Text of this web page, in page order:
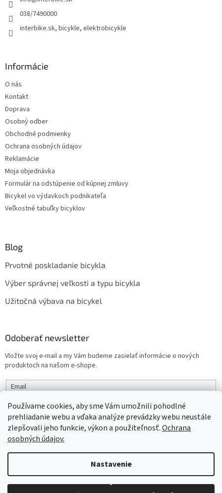
Používame cookies, aby sme Vám umožnili pohodlné
prehliadanie webu a vďaka analýze prevádzky webu neustále
zlepšovali jeho funkcie, výkon a použiteľnosť.Ochrana
osobných údajov.
Nastavenie
Objednaný tovar si môžete prevziať osobne v predajni SELEKTRA,
038/7490000
interbike.sk, bicykle, elektrobicykle
Informácie
O nás
Kontakt
Doprava
Osobný odber
Obchodné podmienky
Ochrana osobných údajov
Reklamácie
Moja objednávka
Formulár na odstúpenie od kúpnej zmluvy
Bicykel vo výdavkoch podnikateľa
Veľkostné tabuľky bicyklov
Blog
Prvotné poskladanie bicykla
Výber správnej veľkosti a typu bicykla
Užitočná výbava na bicykel
Odoberať newsletter
Vložte svoj e-mail a my Vám budeme zasielať informácie o nových
produktoch na našom e-shope.
Email
PRIHLÁSIŤ SA
Copyright 2026interbike. Všetky práva vyhradené.Upraviť